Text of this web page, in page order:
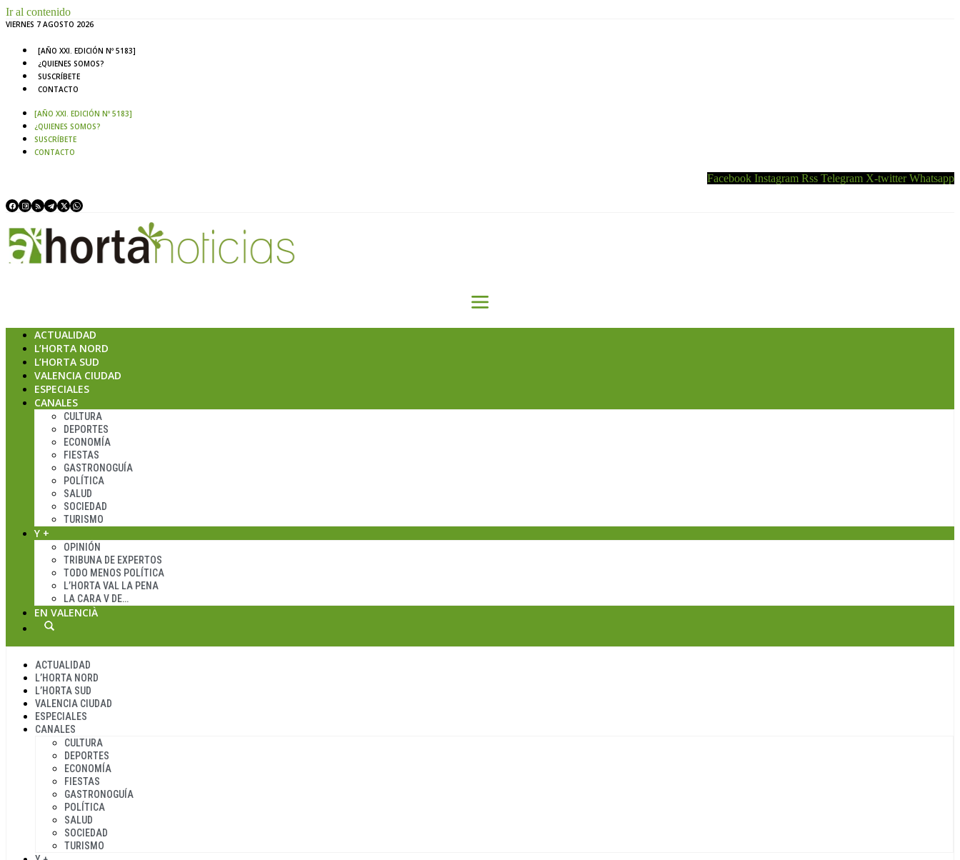
Ir al contenido
VIERNES 7 AGOSTO 2026
[AÑO XXI. EDICIÓN Nº 5183]
¿QUIENES SOMOS?
SUSCRÍBETE
CONTACTO
[AÑO XXI. EDICIÓN Nº 5183]
¿QUIENES SOMOS?
SUSCRÍBETE
CONTACTO
Facebook Instagram Rss Telegram X-twitter Whatsapp
ACTUALIDAD
L’HORTA NORD
L’HORTA SUD
VALENCIA CIUDAD
ESPECIALES
CANALES
CULTURA
DEPORTES
ECONOMÍA
FIESTAS
GASTRONOGUÍA
POLÍTICA
SALUD
SOCIEDAD
TURISMO
Y +
OPINIÓN
TRIBUNA DE EXPERTOS
TODO MENOS POLÍTICA
L’HORTA VAL LA PENA
LA CARA V DE…
EN VALENCIÀ
ACTUALIDAD
L’HORTA NORD
L’HORTA SUD
VALENCIA CIUDAD
ESPECIALES
CANALES
CULTURA
DEPORTES
ECONOMÍA
FIESTAS
GASTRONOGUÍA
POLÍTICA
SALUD
SOCIEDAD
TURISMO